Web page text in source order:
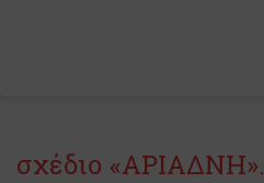
σχέδιο «ΑΡΙΑΔΝΗ».